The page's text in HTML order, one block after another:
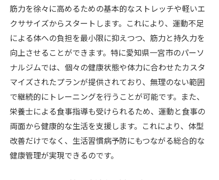
筋力を徐々に高めるための基本的なストレッチや軽いエ
クササイズからスタートします。これにより、運動不足
による体への負担を最小限に抑えつつ、筋力と持久力を
向上させることができます。特に愛知県一宮市のパーソ
ナルジムでは、個々の健康状態や体力に合わせたカスタ
マイズされたプランが提供されており、無理のない範囲
で継続的にトレーニングを行うことが可能です。また、
栄養士による食事指導も受けられるため、運動と食事の
両面から健康的な生活を支援します。これにより、体型
改善だけでなく、生活習慣病予防にもつながる総合的な
健康管理が実現できるのです。